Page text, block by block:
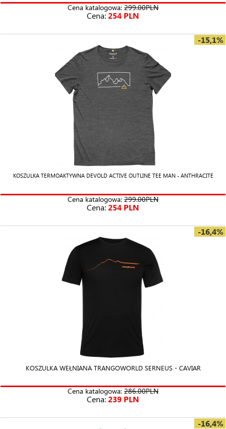
Cena katalogowa: 299.00PLN
Cena:254 PLN
-15,1%
KOSZULKA TERMOAKTYWNA DEVOLD ACTIVE OUTLINE TEE MAN - ANTHRACITE
Cena katalogowa: 299.00PLN
Cena:254 PLN
-16,4%
KOSZULKA WEŁNIANA TRANGOWORLD SERNEUS - CAVIAR
Cena katalogowa: 286.00PLN
Cena:239 PLN
-16,4%